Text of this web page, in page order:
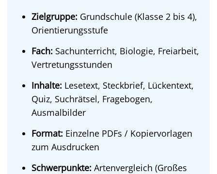
Zielgruppe: Grundschule (Klasse 2 bis 4),
Orientierungsstufe
Fach: Sachunterricht, Biologie, Freiarbeit,
Vertretungsstunden
Inhalte: Lesetext, Steckbrief, Lückentext,
Quiz, Suchrätsel, Fragebogen,
Ausmalbilder
Format: Einzelne PDFs / Kopiervorlagen
zum Ausdrucken
Schwerpunkte: Artenvergleich (Großes